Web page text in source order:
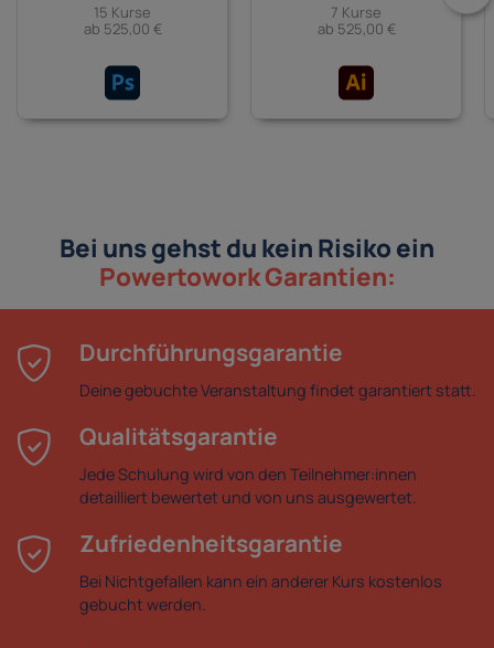
15 Kurse
ab 525,00 €
7 Kurse
ab 525,00 €
Bei uns gehst du kein Risiko ein
Powertowork Garantien:
Durchführungsgarantie
Deine gebuchte Veranstaltung findet garantiert statt.
Qualitätsgarantie
Jede Schulung wird von den Teilnehmer:innen
detailliert bewertet und von uns ausgewertet.
Zufriedenheitsgarantie
Bei Nichtgefallen kann ein anderer Kurs kostenlos
gebucht werden.